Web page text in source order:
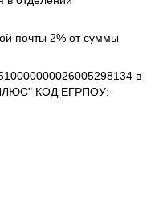
почты 2% от суммы
в
КОД ЕГРПОУ: